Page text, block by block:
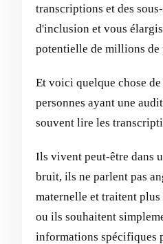
transcriptions et des
d'inclusion et vous
potentielle de millions de
Et voici quelque chose
personnes ayant une
souvent lire les
Ils vivent peut-être dans
bruit, ils ne parlent pas
maternelle et traitent
ou ils souhaitent
informations spécifiques